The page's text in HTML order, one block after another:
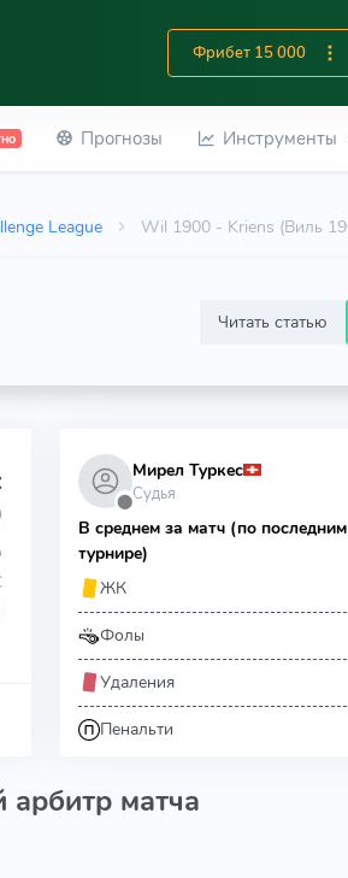
Фрибет 15 000
Прогнозы Инструменты
League Wil 1900 - Kriens (Виль
Читать статью
⬤
Мирел Туркес
Судья
В среднем за матч (по
турнире)
ЖК
Фолы
Удаления
Пенальти
арбитр матча